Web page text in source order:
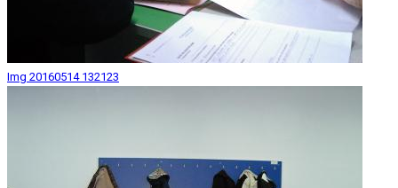
Img 20160514 132123